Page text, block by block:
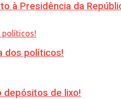
à Presidência da
dos políticos!
depósitos de lixo!